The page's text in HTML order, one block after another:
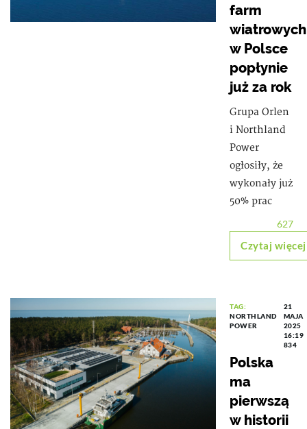
farm
wiatrowych
w Polsce
popłynie
już za rok
Grupa Orlen
i Northland
Power
ogłosiły, że
wykonały już
50% prac
627
Czytaj więcej
TAG:
NORTHLAND
POWER
21
MAJA
2025
16:19
834
Polska
ma
pierwszą
w historii